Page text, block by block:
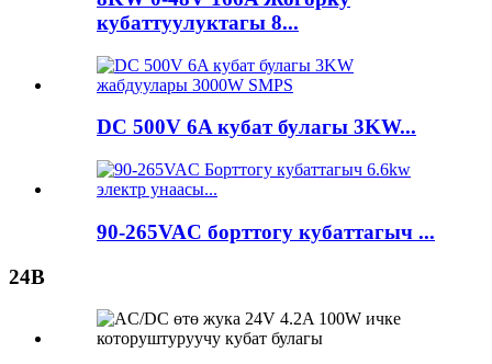
кубаттуулуктагы 8...
DC 500V 6A кубат булагы 3KW...
90-265VAC борттогу кубаттагыч ...
24В